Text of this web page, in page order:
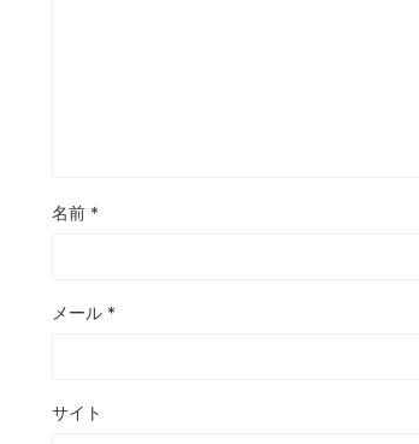
名前 *
メール *
サイト